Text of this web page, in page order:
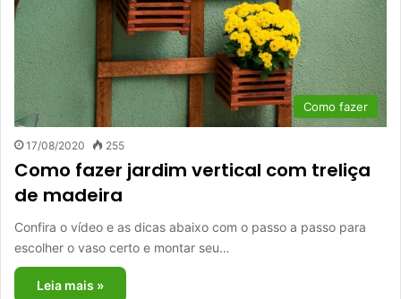
Como fazer
17/08/2020 255
Como fazer jardim vertical com treliça
de madeira
Confira o vídeo e as dicas abaixo com o passo a passo para
escolher o vaso certo e montar seu…
Leia mais »